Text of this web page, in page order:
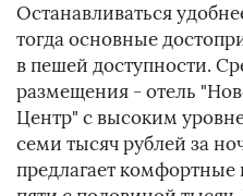
Останавливаться
тогда основные
в пешей доступности.
размещения - отель
Центр" с высоким
семи тысяч рублей за
предлагает комфортные